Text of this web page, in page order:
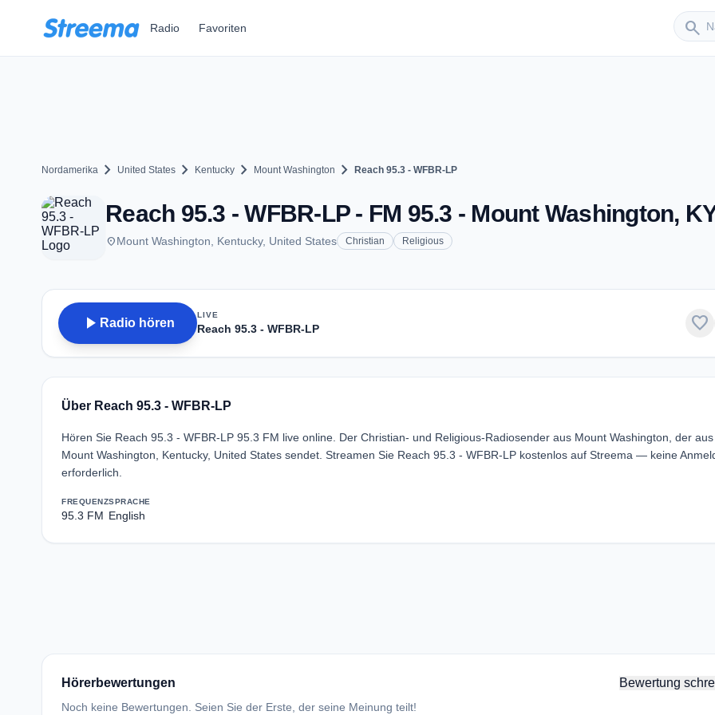
Radio Favoriten search
Sender
Nordamerika chevron_right United States chevron_right Kentucky chevron_right Mount Washington chevron_right Reach 95.3 - WFBR-LP
Reach 95.3 - WFBR-LP - FM 95.3 - Mount Washington,
placeMount Washington, Kentucky, United States Christian Religious
play_arrow Radio hören
LIVE
Reach 95.3 - WFBR-LP favorite
Über Reach 95.3 - WFBR-LP
Hören Sie Reach 95.3 - WFBR-LP 95.3 FM live online. Der Christian- und Religious-Radiosender aus Mount Washington, der aus
Mount Washington, Kentucky, United States sendet. Streamen Sie Reach 95.3 - WFBR-LP kostenlos auf Streema — keine
erforderlich.
FREQUENZ
95.3 FM
SPRACHE
English
Hörerbewertungen Bewertung
Noch keine Bewertungen. Seien Sie der Erste, der seine Meinung teilt!